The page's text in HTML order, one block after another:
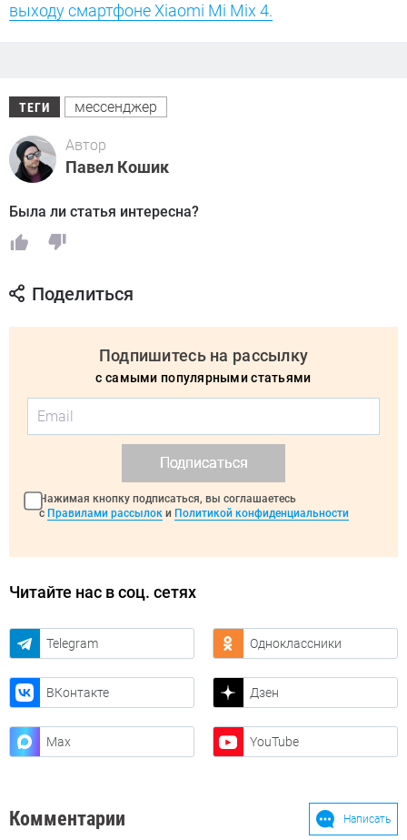
выходу смартфоне Xiaomi Mi Mix 4.
ТЕГИ мессенджер
Автор
Павел Кошик
Была ли статья интересна?
Поделиться
Подпишитесь на рассылку
с самыми популярными статьями
Подписаться
Нажимая кнопку подписаться, вы соглашаетесь
с Правилами рассылок и Политикой конфиденциальности
Читайте нас в соц. сетях
Telegram Одноклассники
ВКонтакте Дзен
Max YouTube
Комментарии Написать